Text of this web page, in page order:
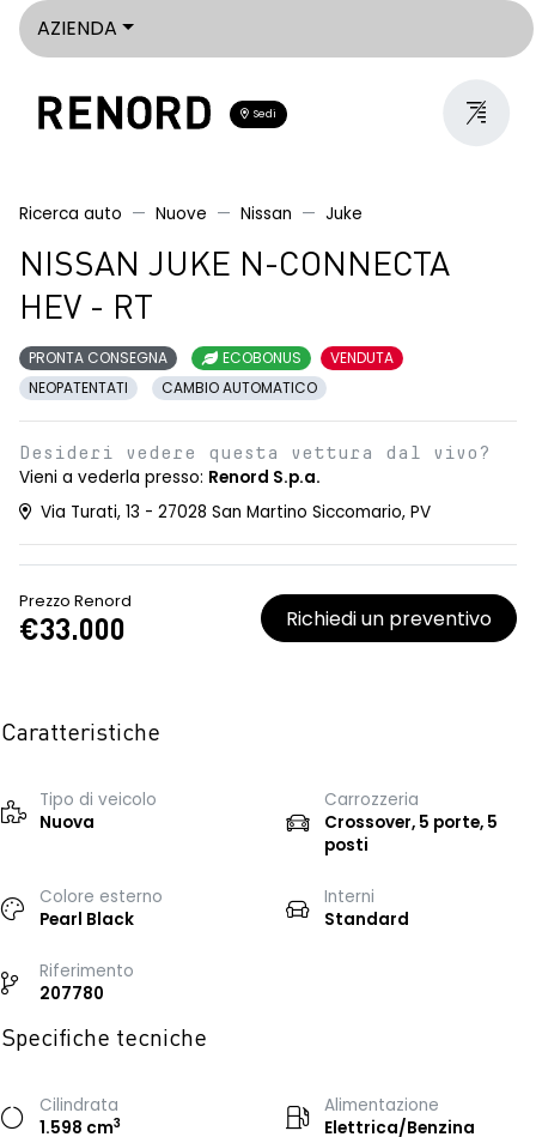
AZIENDA
Sedi
Ricerca auto Nuove Nissan Juke
NISSAN JUKE N-CONNECTA
HEV - RT
PRONTA CONSEGNA ECOBONUS
VENDUTA
NEOPATENTATI
CAMBIO AUTOMATICO
Desideri vedere questa vettura dal vivo?
Vieni a vederla presso: Renord S.p.a.
Via Turati, 13 - 27028 San Martino Siccomario, PV
Prezzo Renord
€33.000 Richiedi un preventivo
Caratteristiche
Tipo di veicolo
Nuova
Carrozzeria
Crossover, 5 porte, 5
posti
Colore esterno
Pearl Black
Interni
Standard
Riferimento
207780
Specifiche tecniche
Cilindrata
1.598 cm3
Alimentazione
Elettrica/Benzina